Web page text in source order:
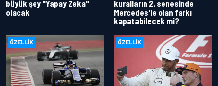
büyük şey "Yapay Zeka"
olacak
kuralların 2. senesinde
Mercedes'le olan farkı
kapatabilecek mi?
ÖZELLIK ÖZELLIK